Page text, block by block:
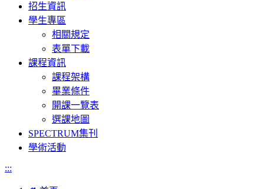
招生資訊
學生專區
相關規定
表單下載
課程資訊
課程架構
畢業條件
開課一覽表
選課地圖
SPECTRUM集刊
學術活動
:::